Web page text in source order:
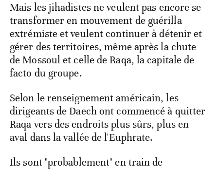
Mais les jihadistes ne veulent pas encore se
transformer en mouvement de guérilla
extrémiste et veulent continuer à détenir et
gérer des territoires, même après la chute
de Mossoul et celle de Raqa, la capitale de
facto du groupe.
Selon le renseignement américain, les
dirigeants de Daech ont commencé à quitter
Raqa vers des endroits plus sûrs, plus en
aval dans la vallée de l'Euphrate.
Ils sont "probablement" en train de